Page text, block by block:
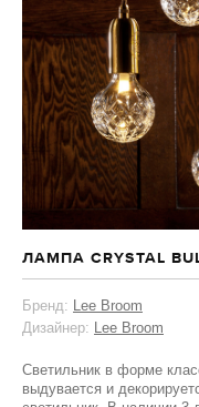
ЛАМПА CRYSTAL
Бренд: Lee Broom
Дизайнер: Lee Broom
Светильник в форме
выдувается и